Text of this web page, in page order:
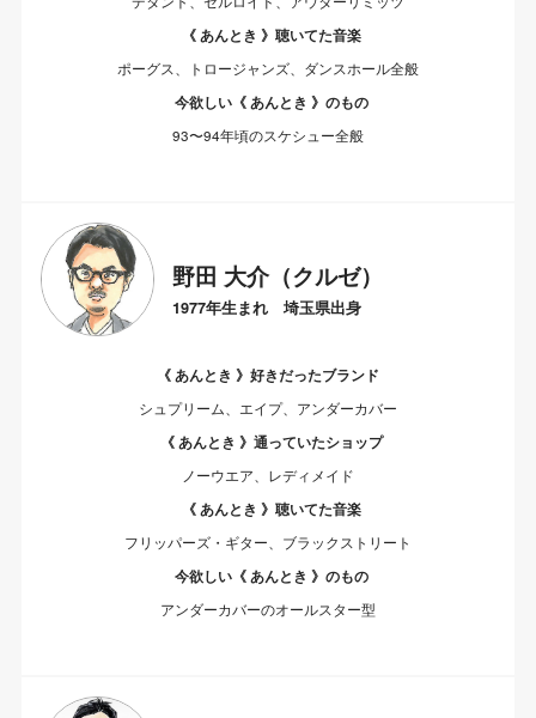
《 あんとき 》聴いてた音楽
ポーグス、トロージャンズ、ダンスホール全般
今欲しい《 あんとき 》のもの
93〜94年頃のスケシュー全般
野田 大介（クルゼ）
1977年生まれ 埼玉県出身
《 あんとき 》好きだったブランド
シュプリーム、エイプ、アンダーカバー
《 あんとき 》通っていたショップ
ノーウエア、レディメイド
《 あんとき 》聴いてた音楽
フリッパーズ・ギター、ブラックストリート
今欲しい《 あんとき 》のもの
アンダーカバーのオールスター型